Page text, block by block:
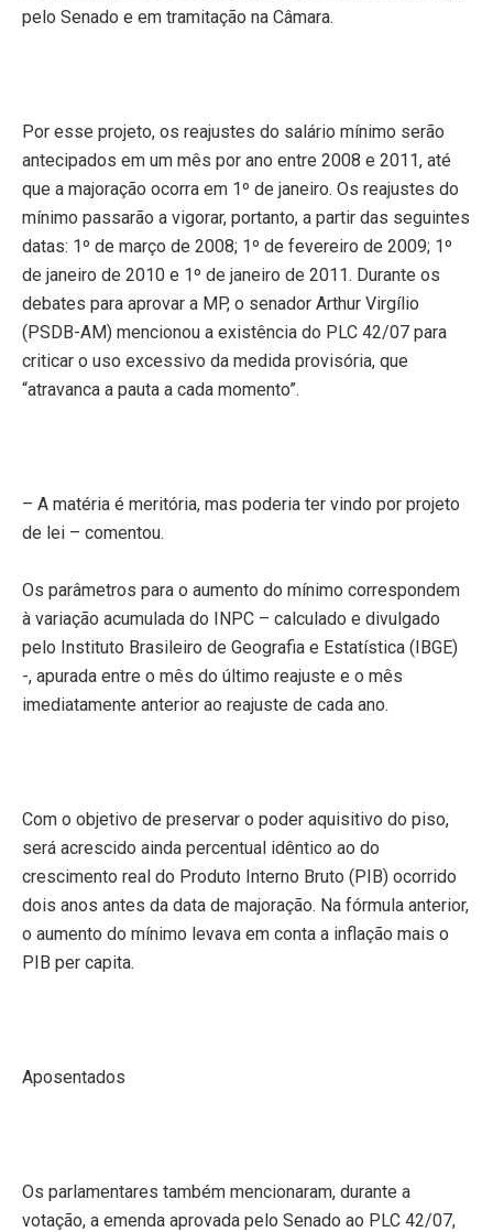
pelo Senado e em tramitação na Câmara.
Por esse projeto, os reajustes do salário mínimo serão
antecipados em um mês por ano entre 2008 e 2011, até
que a majoração ocorra em 1º de janeiro. Os reajustes do
mínimo passarão a vigorar, portanto, a partir das seguintes
datas: 1º de março de 2008; 1º de fevereiro de 2009; 1º
de janeiro de 2010 e 1º de janeiro de 2011. Durante os
debates para aprovar a MP, o senador Arthur Virgílio
(PSDB-AM) mencionou a existência do PLC 42/07 para
criticar o uso excessivo da medida provisória, que
“atravanca a pauta a cada momento”.
– A matéria é meritória, mas poderia ter vindo por projeto
de lei – comentou.
Os parâmetros para o aumento do mínimo correspondem
à variação acumulada do INPC – calculado e divulgado
pelo Instituto Brasileiro de Geografia e Estatística (IBGE)
-, apurada entre o mês do último reajuste e o mês
imediatamente anterior ao reajuste de cada ano.
Com o objetivo de preservar o poder aquisitivo do piso,
será acrescido ainda percentual idêntico ao do
crescimento real do Produto Interno Bruto (PIB) ocorrido
dois anos antes da data de majoração. Na fórmula anterior,
o aumento do mínimo levava em conta a inflação mais o
PIB per capita.
Aposentados
Os parlamentares também mencionaram, durante a
votação, a emenda aprovada pelo Senado ao PLC 42/07,